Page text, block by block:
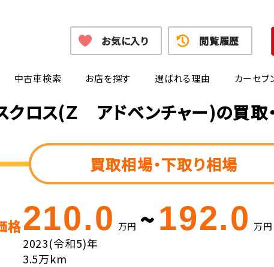
中古車検索 お店を探す 選ばれる理由 カーセブ
お気に入り 閲覧履歴
クロス(Ｚ アドベンチャー)の買取
買取相場・下取り相場
格210.0 万円 ~192.0 万円
2023(令和5)年
3.5万km